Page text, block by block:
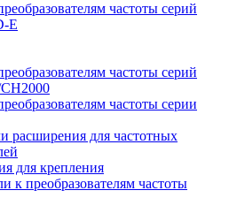
частоты серий
E
частоты серий
частоты серии
расширения для частотных
для крепления
к преобразователям частоты